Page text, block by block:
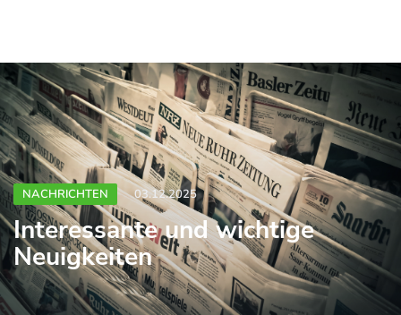
NACHRICHTEN 03.12.2025
Interessante und wichtige
Neuigkeiten